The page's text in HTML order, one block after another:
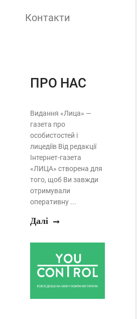
Контакти
ПРО НАС
Видання «Лица» —
газета про
особистостей і
лицедіїв Від редакції
Інтернет-газета
«ЛИЦА» створена для
того, щоб Ви завжди
отримували
оперативну ...
Далі